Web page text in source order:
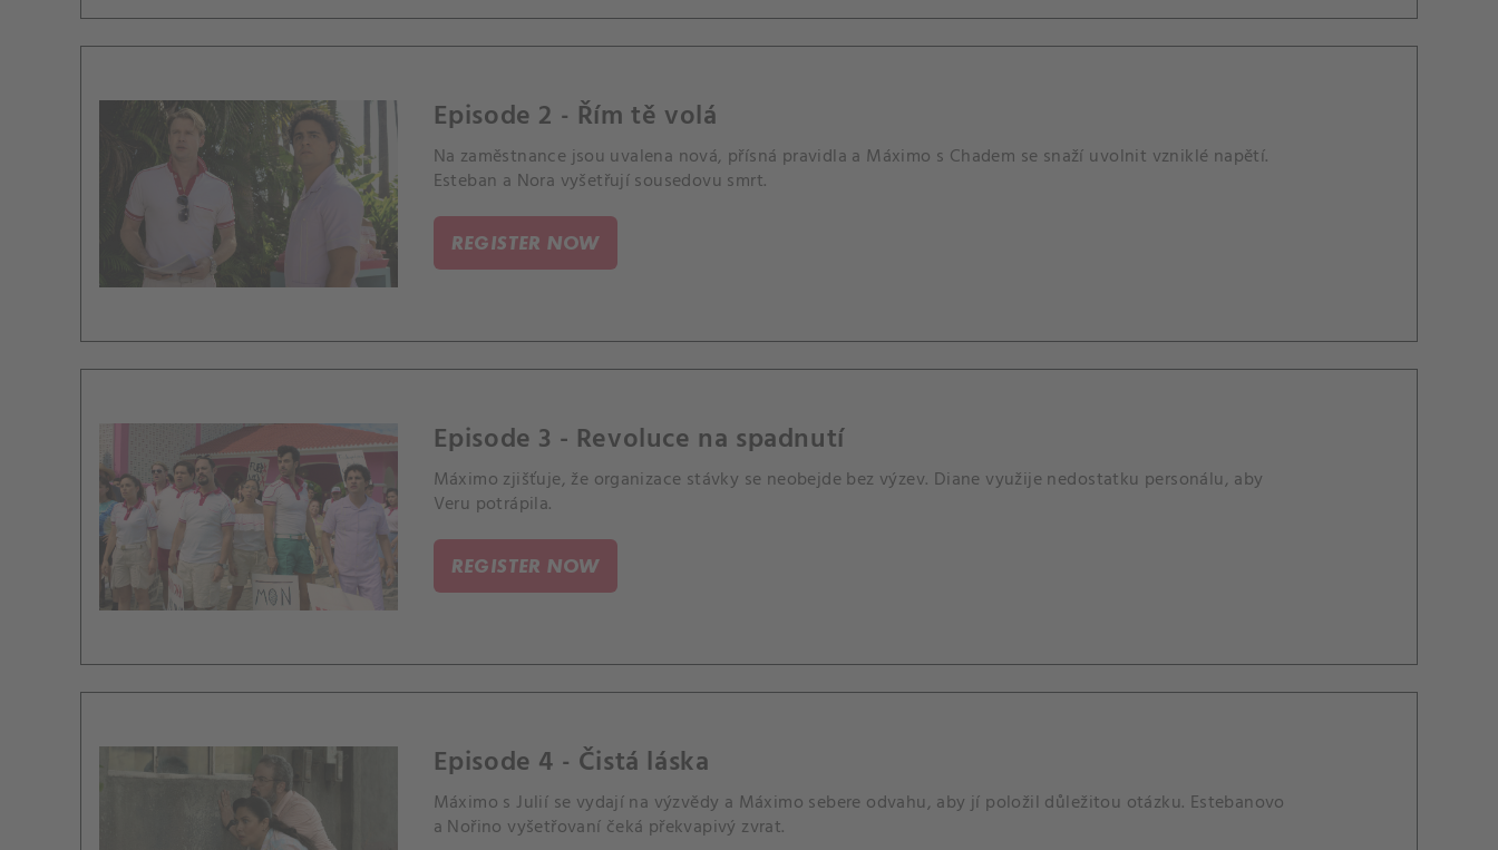
Episode 2 - Řím tě volá
Na zaměstnance jsou uvalena nová, přísná pravidla a Máximo s Chadem se snaží uvolnit vzniklé napětí.
Esteban a Nora vyšetřují sousedovu smrt.
REGISTER NOW
Episode 3 - Revoluce na spadnutí
Máximo zjišťuje, že organizace stávky se neobejde bez výzev. Diane využije nedostatku personálu, aby
Veru potrápila.
REGISTER NOW
Episode 4 - Čistá láska
Máximo s Julií se vydají na výzvědy a Máximo sebere odvahu, aby jí položil důležitou otázku. Estebanovo
a Nořino vyšetřovaní čeká překvapivý zvrat.